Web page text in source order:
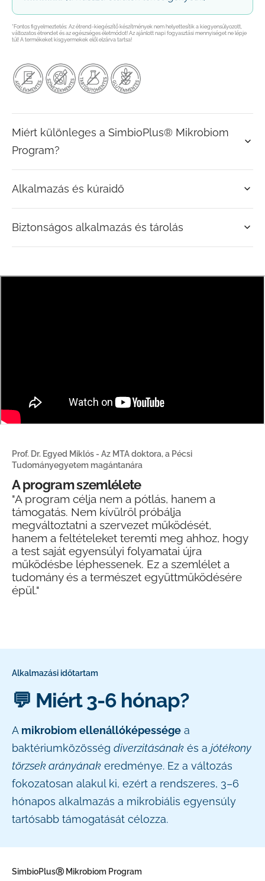
*Fontos figyelmeztetés: Az étrend-kiegészítő készítmények nem helyettesítik a kiegyensúlyozott,
változatos étrendet és az egészséges életmódot! Az ajánlott napi fogyasztási mennyiséget ne lépje
túl! A termékeket kisgyermekek elől elzárva tartsa!
Miért különleges a SimbioPlus® Mikrobiom
Program?
Alkalmazás és kúraidő
Biztonságos alkalmazás és tárolás
Prof. Dr. Egyed Miklós - Az MTA doktora, a Pécsi
Tudományegyetem magántanára
A program szemlélete
"A program célja nem a pótlás, hanem a
támogatás. Nem kívülről próbálja
megváltoztatni a szervezet működését,
hanem a feltételeket teremti meg ahhoz, hogy
a test saját egyensúlyi folyamatai újra
működésbe léphessenek. Ez a szemlélet a
tudomány és a természet együttműködésére
épül."
Alkalmazási időtartam
💬 Miért 3-6 hónap?
A mikrobiom ellenállóképessége a
baktériumközösség diverzitásának és a jótékony
törzsek arányának eredménye. Ez a változás
fokozatosan alakul ki, ezért a rendszeres, 3–6
hónapos alkalmazás a mikrobiális egyensúly
tartósabb támogatását célozza.
SimbioPlusⓇ Mikrobiom Program